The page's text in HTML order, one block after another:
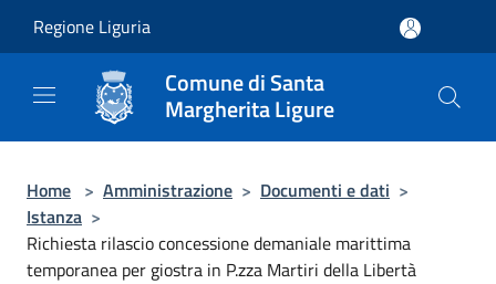
Regione Liguria
Comune di Santa
Margherita Ligure
Home > Amministrazione > Documenti e dati >
Istanza >
Richiesta rilascio concessione demaniale marittima
temporanea per giostra in P.zza Martiri della Libertà